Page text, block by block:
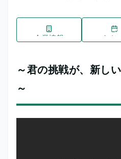
企業情報 イベ
～君の挑戦が、新し
～